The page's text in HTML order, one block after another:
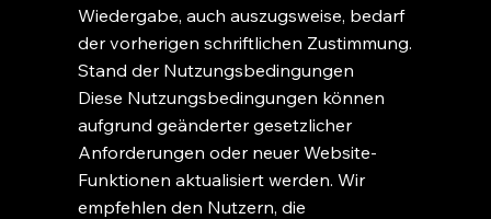
Wiedergabe, auch auszugsweise, bedarf
der vorherigen schriftlichen Zustimmung.
Stand der Nutzungsbedingungen
Diese Nutzungsbedingungen können
aufgrund geänderter gesetzlicher
Anforderungen oder neuer Website-
Funktionen aktualisiert werden. Wir
empfehlen den Nutzern, die